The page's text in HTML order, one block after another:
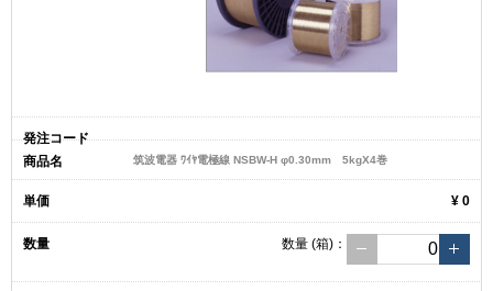
筑波電器 ﾜｲﾔ電極線 NSBW-H φ0.30mm 5kgX4巻
¥ 0
数量 (箱) ：